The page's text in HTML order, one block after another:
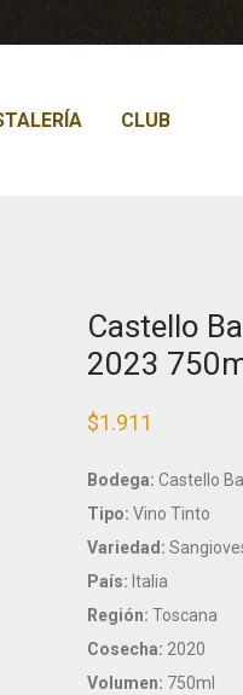
CLUB
Castello
2023
$1.911
Bodega: Castello
Tipo: Vino Tinto
Variedad:
País: Italia
Región: Toscana
Cosecha: 2020
Volumen: 750ml